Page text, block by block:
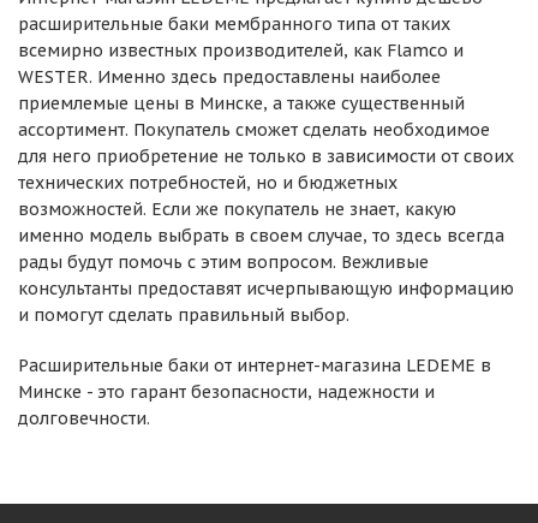
расширительные баки мембранного типа от таких
всемирно известных производителей, как Flamco и
WESTER. Именно здесь предоставлены наиболее
приемлемые цены в Минске, а также существенный
ассортимент. Покупатель сможет сделать необходимое
для него приобретение не только в зависимости от своих
технических потребностей, но и бюджетных
возможностей. Если же покупатель не знает, какую
именно модель выбрать в своем случае, то здесь всегда
рады будут помочь с этим вопросом. Вежливые
консультанты предоставят исчерпывающую информацию
и помогут сделать правильный выбор.
Расширительные баки от интернет-магазина LEDEME в
Минске - это гарант безопасности, надежности и
долговечности.